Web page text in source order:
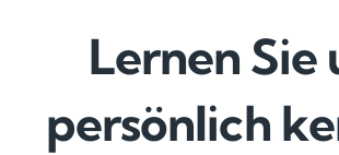
Lernen Sie
persönlich